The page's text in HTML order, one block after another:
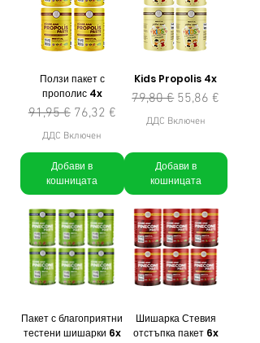
Ползи пакет с
прополис 4x
Редовна цена
91,95 € Продажна цена
76,32 €
ДДС Включен
Добави в
кошницата
Kids Propolis 4x
Редовна цена
79,80 € Продажна цена
55,86 €
ДДС Включен
Добави в
кошницата
Пакет с благоприятни
тестени шишарки 6x
Шишарка Стевия
отстъпка пакет 6x